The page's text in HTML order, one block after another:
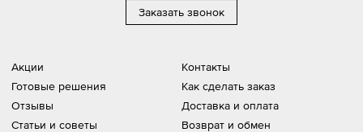
Акции
Готовые решения
Отзывы
Статьи и советы
Контакты
Как сделать заказ
Доставка и оплата
Возврат и обмен
Заказать звонок